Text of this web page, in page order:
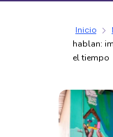
Inicio
hablan:
el tiempo